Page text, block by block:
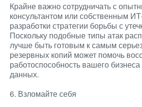
Крайне важно сотрудничать с
консультантом или собственным
разработки стратегии борьбы с
Поскольку подобные типы атак
лучше быть готовым к самым
резервных копий может помочь
работоспособность вашего
данных.
6. Взломайте себя